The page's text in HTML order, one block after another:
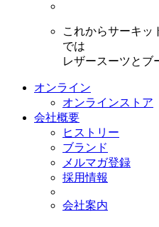
これからサーキッ
では
レザースーツとブ
オンライン
オンラインストア
会社概要
ヒストリー
ブランド
メルマガ登録
採用情報
会社案内